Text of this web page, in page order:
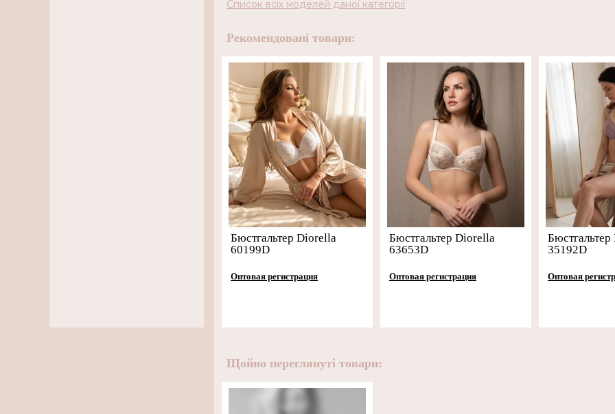
Список всіх моделей даної категорії
Рекомендовані товари:
Бюстгальтер Diorella
60199D
Оптовая регистрация
Бюстгальтер Diorella
63653D
Оптовая регистрация
35192D
Оптовая
Щойно переглянуті товари: